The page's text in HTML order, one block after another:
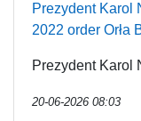
Prezydent Karol
2022 order Orła
Prezydent Karol
20-06-2026 08:03